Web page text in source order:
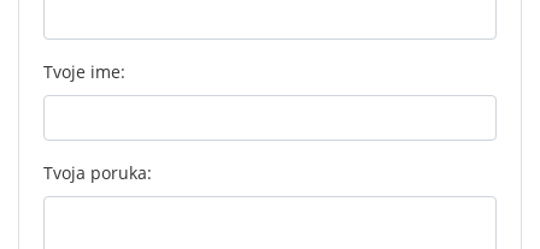
Tvoje ime:
Tvoja poruka: